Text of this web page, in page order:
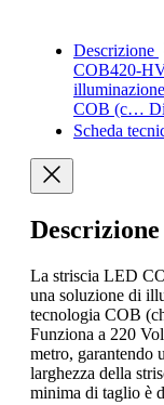
Descrizione
COB420-
COB (c…
Scheda
Descrizione
La striscia LED
una soluzione di
tecnologia COB
Funziona a 220
metro, garantendo
larghezza della
minima di taglio è